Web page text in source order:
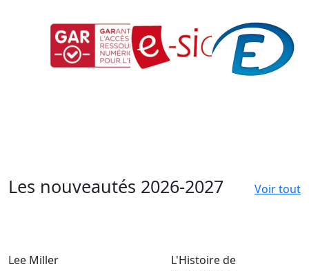
Les nouveautés 2026-2027 Voir tout
Lee Miller
L'Histoire de